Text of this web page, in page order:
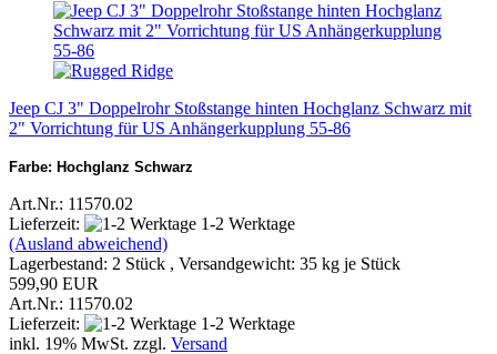
Jeep CJ 3" Doppelrohr Stoßstange hinten Hochglanz Schwarz mit
2" Vorrichtung für US Anhängerkupplung 55-86
Farbe: Hochglanz Schwarz
Art.Nr.: 11570.02
Lieferzeit:
1-2 Werktage
(Ausland abweichend)
Lagerbestand: 2 Stück , Versandgewicht: 35 kg je Stück
599,90 EUR
Art.Nr.: 11570.02
Lieferzeit:
1-2 Werktage
inkl. 19% MwSt. zzgl. Versand